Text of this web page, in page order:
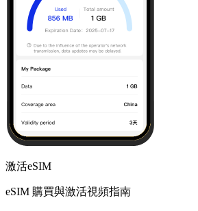
激活eSIM
eSIM 購買與激活視頻指南